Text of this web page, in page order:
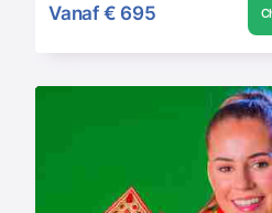
Vanaf € 695